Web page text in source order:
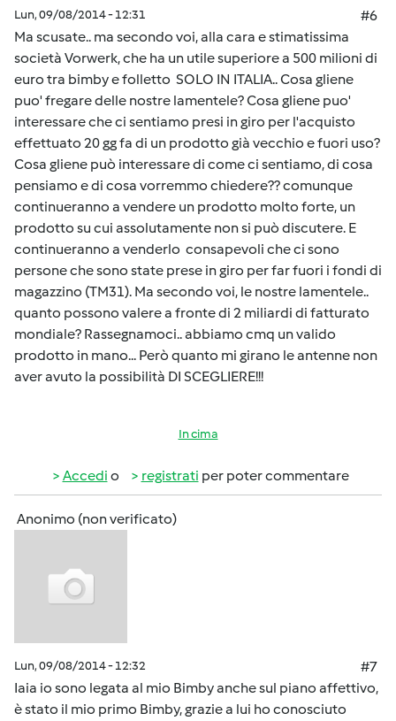
Lun, 09/08/2014 - 12:31
#6
Ma scusate.. ma secondo voi, alla cara e stimatissima
società Vorwerk, che ha un utile superiore a 500 milioni di
euro tra bimby e folletto SOLO IN ITALIA.. Cosa gliene
puo' fregare delle nostre lamentele? Cosa gliene puo'
interessare che ci sentiamo presi in giro per l'acquisto
effettuato 20 gg fa di un prodotto già vecchio e fuori uso?
Cosa gliene può interessare di come ci sentiamo, di cosa
pensiamo e di cosa vorremmo chiedere?? comunque
continueranno a vendere un prodotto molto forte, un
prodotto su cui assolutamente non si può discutere. E
continueranno a venderlo consapevoli che ci sono
persone che sono state prese in giro per far fuori i fondi di
magazzino (TM31). Ma secondo voi, le nostre lamentele..
quanto possono valere a fronte di 2 miliardi di fatturato
mondiale? Rassegnamoci.. abbiamo cmq un valido
prodotto in mano... Però quanto mi girano le antenne non
aver avuto la possibilità DI SCEGLIERE!!!
In cima
Accedi o registrati per poter commentare
Anonimo (non verificato)
Lun, 09/08/2014 - 12:32
#7
Iaia io sono legata al mio Bimby anche sul piano affettivo,
è stato il mio primo Bimby, grazie a lui ho conosciuto